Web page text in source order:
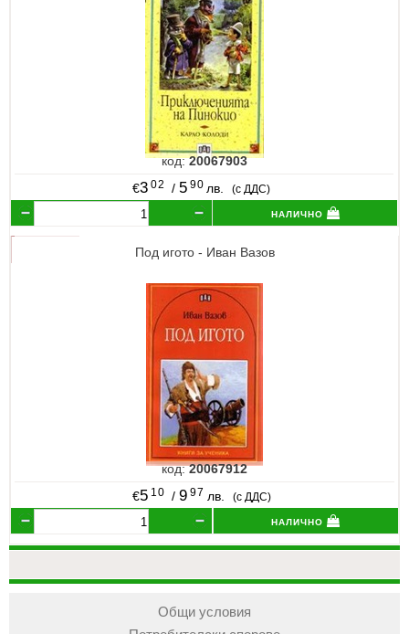
код:20067903
€3 02 / 5 90 лв. (с ДДС)
налично
Под игото - Иван Вазов
код:20067912
€5 10 /9 97 лв. (с ДДС)
налично
Общи условия